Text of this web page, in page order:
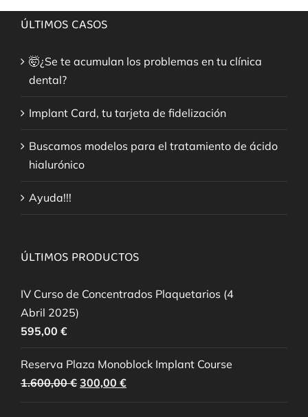
ÚLTIMOS CASOS
🤯¿Se te acumulan los problemas en tu clínica
dental?
Implant Card, tu tarjeta de fidelización
Buscamos modelos para el tratamiento de ácido
hialurónico
Ayuda!!!
ÚLTIMOS PRODUCTOS
IV Curso de Concentrados Plaquetarios (4
Abril 2025)
595,00 €
Reserva Plaza Monoblock Implant Course
1.600,00€ El
precio
300,00 €El
precio